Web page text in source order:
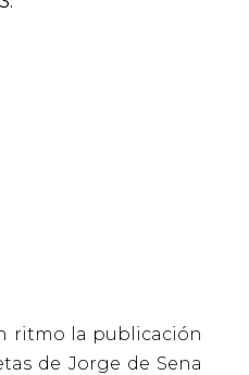
ritmo la publicación
de Jorge de Sena